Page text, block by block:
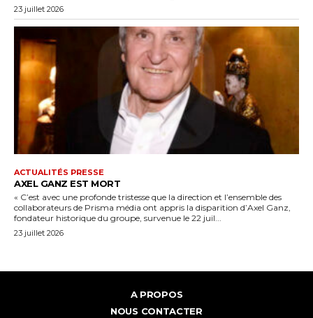
23 juillet 2026
ACTUALITÉS PRESSE
AXEL GANZ EST MORT
« C’est avec une profonde tristesse que la direction et l’ensemble des
collaborateurs de Prisma média ont appris la disparition d’Axel Ganz,
fondateur historique du groupe, survenue le 22 juil...
23 juillet 2026
A PROPOS
NOUS CONTACTER